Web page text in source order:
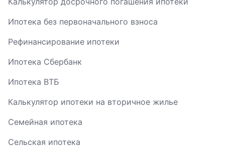
Ипотека без первоначального взноса
Рефинансирование ипотеки
Ипотека Сбербанк
Ипотека ВТБ
Калькулятор ипотеки на вторичное жилье
Семейная ипотека
Сельская ипотека